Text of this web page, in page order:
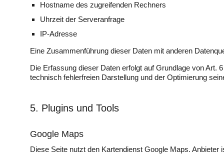
Hostname des zugreifenden Rechners
Uhrzeit der Serveranfrage
IP-Adresse
Eine Zusammenführung dieser Daten mit anderen
Die Erfassung dieser Daten erfolgt auf Grundlage von Art.
technisch fehlerfreien Darstellung und der Optimierung
5. Plugins und Tools
Google Maps
Diese Seite nutzt den Kartendienst Google Maps. Anbieter